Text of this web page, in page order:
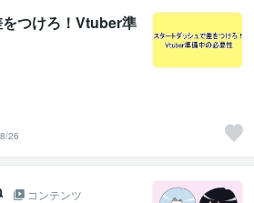
つけろ！Vtuber準
26
コンテンツ